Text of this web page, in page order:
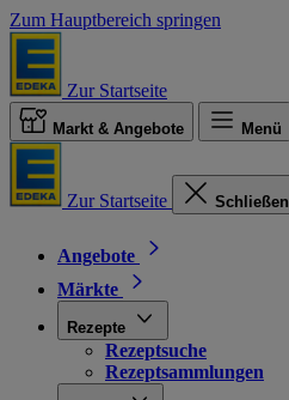
Zum Hauptbereich springen
Zur Startseite
Markt & Angebote Menü
Zur Startseite Schließen
Angebote
Märkte
Rezepte
Rezeptsuche
Rezeptsammlungen